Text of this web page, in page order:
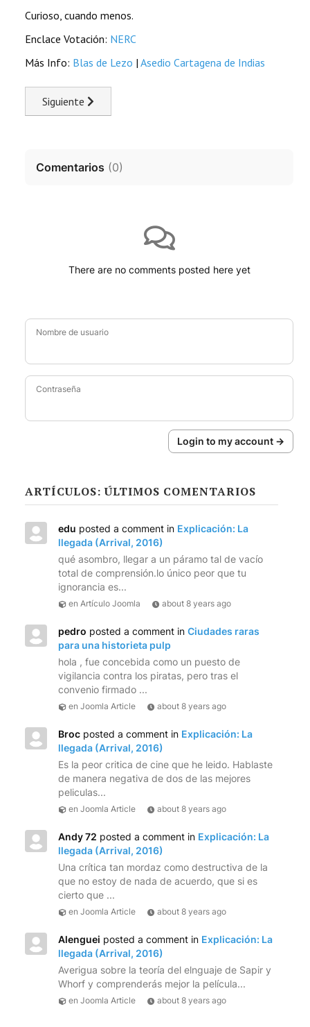
Curioso, cuando menos.
Enclace Votación: NERC
Más Info: Blas de Lezo | Asedio Cartagena de Indias
Next article: Lotería ¿qué hacer si te toca? Guía de
Siguiente
Comentarios (0)
There are no comments posted here yet
Nombre de usuario
Contraseña
Login to my account →
ARTÍCULOS: ÚLTIMOS COMENTARIOS
edu posted a comment in Explicación: La
llegada (Arrival, 2016)
qué asombro, llegar a un páramo tal de vacío
total de comprensión.lo único peor que tu
ignorancia es...
en Artículo Joomla about 8 years ago
pedro posted a comment in Ciudades raras
para una historieta pulp
hola , fue concebida como un puesto de
vigilancia contra los piratas, pero tras el
convenio firmado ...
en Joomla Article about 8 years ago
Broc posted a comment in Explicación: La
llegada (Arrival, 2016)
Es la peor critica de cine que he leido. Hablaste
de manera negativa de dos de las mejores
peliculas...
en Joomla Article about 8 years ago
Andy 72 posted a comment in Explicación: La
llegada (Arrival, 2016)
Una crítica tan mordaz como destructiva de la
que no estoy de nada de acuerdo, que si es
cierto que ...
en Joomla Article about 8 years ago
Alenguei posted a comment in Explicación: La
llegada (Arrival, 2016)
Averigua sobre la teoría del elnguaje de Sapir y
Whorf y comprenderás mejor la película...
en Joomla Article about 8 years ago